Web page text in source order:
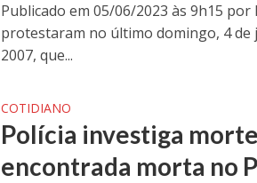
Publicado em 05/06/2023 às 9h15 por
protestaram no último domingo, 4 de
2007, que...
COTIDIANO
Polícia investiga
encontrada morta no